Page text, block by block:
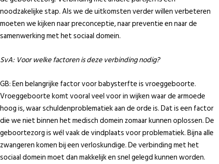
noodzakelijke stap. Als we de uitkomsten verder willen verbeteren
moeten we kijken naar preconceptie, naar preventie en naar de
samenwerking met het sociaal domein.
SvA: Voor welke factoren is deze verbinding nodig?
GB: Een belangrijke factor voor babysterfte is vroeggeboorte.
Vroeggeboorte komt vooral veel voor in wijken waar de armoede
hoog is, waar schuldenproblematiek aan de orde is. Dat is een factor
die we niet binnen het medisch domein zomaar kunnen oplossen. De
geboortezorg is wél vaak de vindplaats voor problematiek. Bijna alle
zwangeren komen bij een verloskundige. De verbinding met het
sociaal domein moet dan makkelijk en snel gelegd kunnen worden.